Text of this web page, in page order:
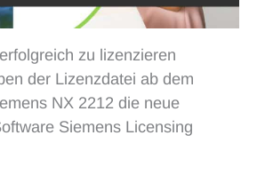
zu lizenzieren
der Lizenzdatei ab dem
NX 2212 die neue
Siemens Licensing